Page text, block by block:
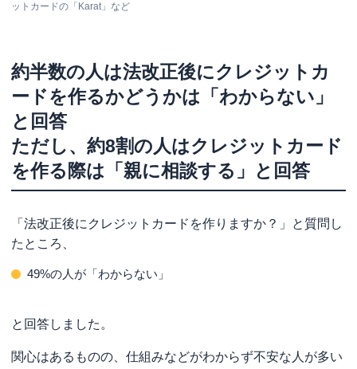
ットカードの「Karat」など
約半数の人は法改正後にクレジットカ
ードを作るかどうかは「わからない」
と回答
ただし、約8割の人はクレジットカード
を作る際は「親に相談する」と回答
「法改正後にクレジットカードを作りますか？」と質問し
たところ、
49%の人が「わからない」
と回答しました。
関心はあるものの、仕組みなどがわからず不安な人が多い